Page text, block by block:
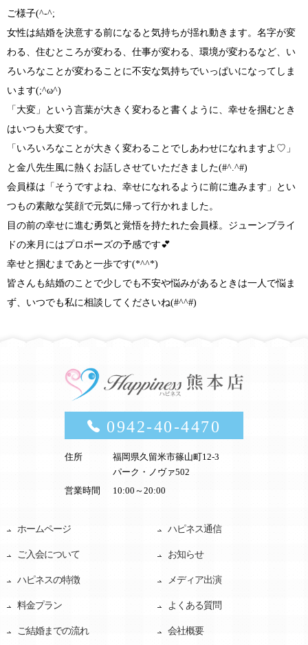
ご様子(^-^;
女性は結婚を決意する前になると気持ちが揺れ動きます。名字が変
わる、住むところが変わる、仕事が変わる、環境が変わるなど、い
ろいろなことが変わることに不安な気持ちでいっぱいになってしま
います(;^ω^)
「大変」
という言葉が大きく変わると書くように、幸せを掴むとき
はいつも大変です。
「いろいろなことが大きく変わることでしあわせになれますよ♡」
と金八先生風に熱くお話しさせていただきました(#^.^#)
会員様は 「そうですよね、幸せになれるように前に進みます」
とい
つもの素敵な笑顔で元気に帰って行かれました。
目の前の幸せに進む勇気と覚悟を持たれた会員様。ジューンブライ
ドの来月にはプロポーズの予感です💕
幸せと掴むまであと一歩です(*^^*)
皆さんも結婚のことで少しでも不安や悩みがあるときは一人で悩ま
ず、いつでも私に相談してくださいね(#^^#)
0942-40-4470
住所
福岡県久留米市篠山町12-3
パーク・ノヴァ502
営業時間
10:00～20:00
ホームページ
ご入会について
ハピネスの特徴
料金プラン
ご結婚までの流れ
ハピネス通信
お知らせ
メディア出演
よくある質問
会社概要